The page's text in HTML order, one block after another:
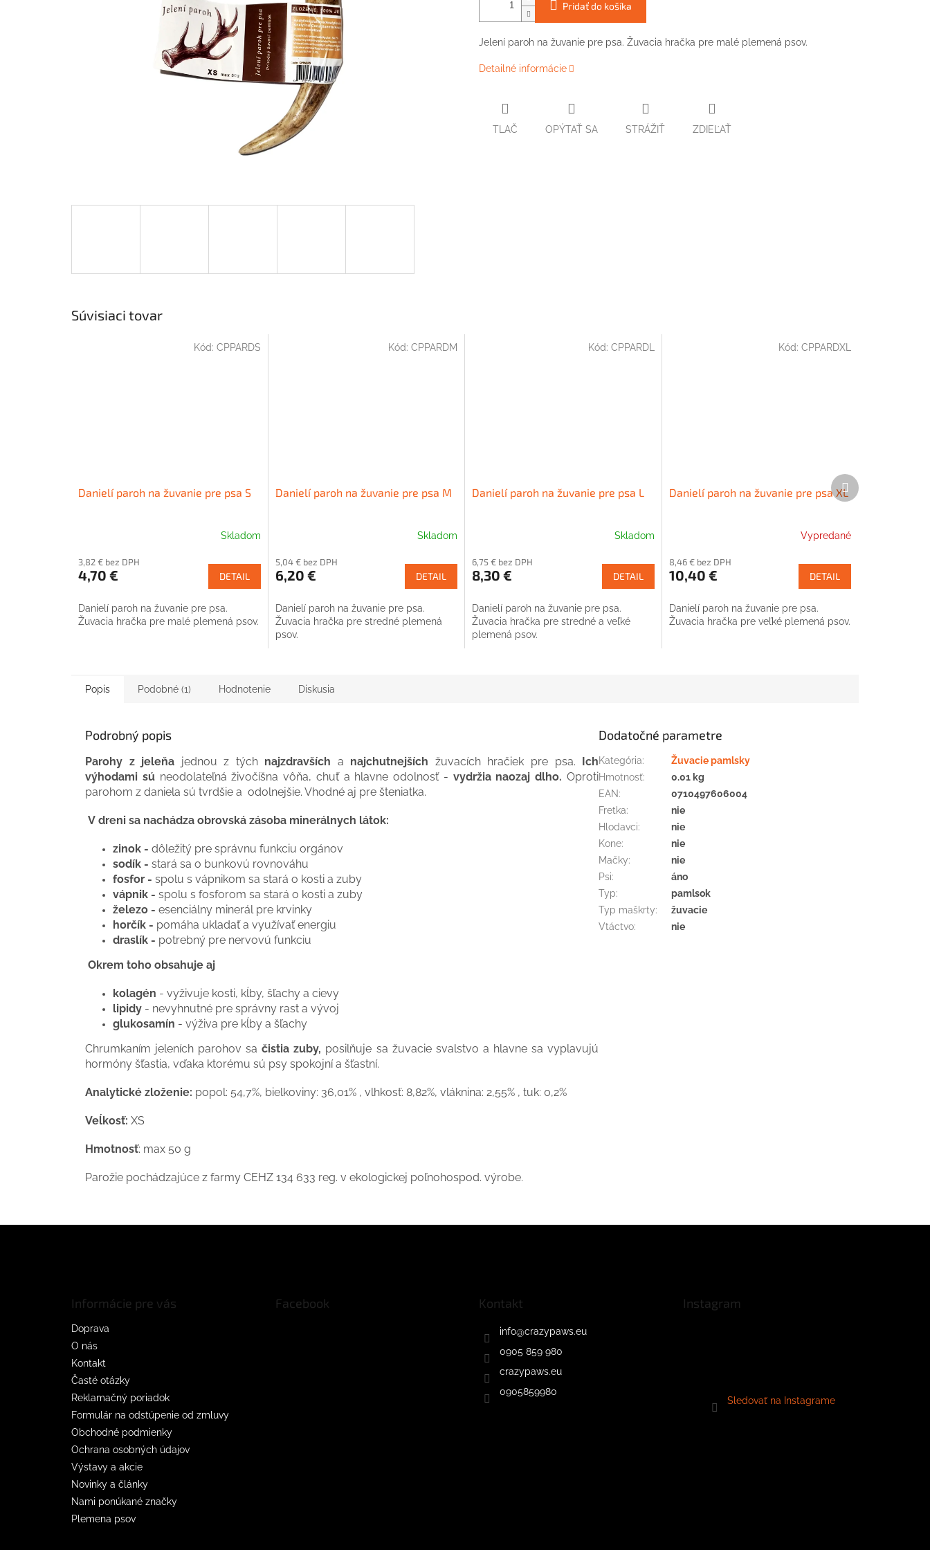
Pridať do košíka
Jelení paroh na žuvanie pre psa. Žuvacia hračka pre malé plemená psov.
Detailné informácie
TLAČ OPÝTAŤ SA STRÁŽIŤ ZDIEĽAŤ
Súvisiaci tovar
Danielí paroh na žuvanie pre psa S
Skladom
3,82 € bez DPH
4,70 € DETAIL
Danielí paroh na žuvanie pre psa.
Žuvacia hračka pre malé plemená psov.
Kód: CPPARDS
Danielí paroh na žuvanie pre psa M
Skladom
5,04 € bez DPH
6,20 € DETAIL
Danielí paroh na žuvanie pre psa.
Žuvacia hračka pre stredné plemená
psov.
Kód: CPPARDM
Danielí paroh na žuvanie pre psa L
Skladom
6,75 € bez DPH
8,30 € DETAIL
Danielí paroh na žuvanie pre psa.
Žuvacia hračka pre stredné a veľké
plemená psov.
Kód: CPPARDL
Danielí paroh na žuvanie pre psa XL
Vypredané
8,46 € bez DPH
10,40 € DETAIL
Danielí paroh na žuvanie pre psa.
Žuvacia hračka pre veľké plemená psov.
Kód: CPPARDXL
Ďalší
produkt
Popis Podobné (1) Hodnotenie Diskusia
Podrobný popis
Parohy z jeleňa jednou z tých najzdravších a najchutnejších žuvacích hračiek pre psa. Ich
výhodami súneodolateľná živočíšna vôňa, chuť a hlavne odolnosť - vydržia naozaj dlho.Oproti
parohom z daniela sú tvrdšie a odolnejšie. Vhodné aj pre šteniatka.
V dreni sa nachádza obrovská zásoba minerálnych látok:
zinok - dôležitý pre správnu funkciu orgánov
sodík - stará sa o bunkovú rovnováhu
fosfor - spolu s vápnikom sa stará o kosti a zuby
vápnik - spolu s fosforom sa stará o kosti a zuby
železo - esenciálny minerál pre krvinky
horčík - pomáha ukladať a využívať energiu
draslík - potrebný pre nervovú funkciu
Okrem toho obsahuje aj
kolagén - vyživuje kosti, kĺby, šľachy a cievy
lipidy - nevyhnutné pre správny rast a vývoj
glukosamín - výživa pre kĺby a šľachy
Chrumkaním jeleních parohov sačistia zuby, posilňuje sa žuvacie svalstvo a hlavne sa vyplavujú
hormóny šťastia, vďaka ktorému sú psy spokojní a šťastní.
Analytické zloženie: popol: 54,7%, bielkoviny: 36,01% , vlhkosť: 8,82%, vláknina: 2,55% , tuk: 0,2%
Veĺkosť: XS
Hmotnosť: max 50 g
Parožie pochádzajúce z farmy CEHZ 134 633 reg. v ekologickej poľnohospod. výrobe.
Dodatočné parametre
Kategória:
Žuvacie pamlsky
Hmotnosť:
0.01 kg
EAN:
0710497606004
Fretka:
nie
Hlodavci:
nie
Kone:
nie
Mačky:
nie
Psi:
áno
Typ:
pamlsok
Typ maškrty:
žuvacie
Vtáctvo: nie
Informácie pre vás
Doprava
O nás
Kontakt
Časté otázky
Reklamačný poriadok
Formulár na odstúpenie od zmluvy
Obchodné podmienky
Ochrana osobných údajov
Výstavy a akcie
Novinky a články
Nami ponúkané značky
Plemena psov
Facebook Kontakt
info@crazypaws.eu
0905 859 980
crazypaws.eu
0905859980
Instagram
Sledovať na Instagrame